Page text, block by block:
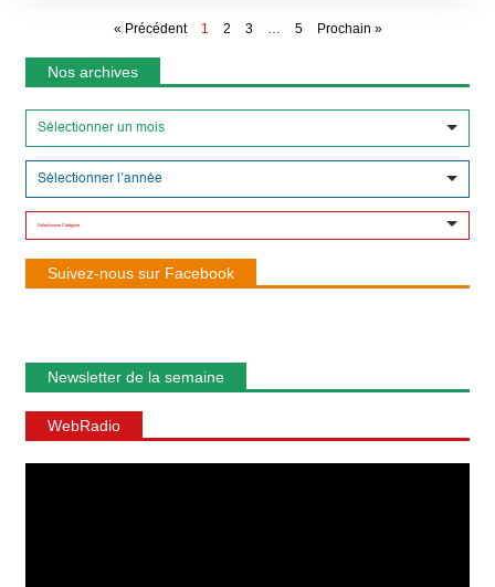
« Précédent 1 2 3 5 Prochain »
Nos archives
Suivez-nous sur Facebook
Newsletter de la semaine
WebRadio